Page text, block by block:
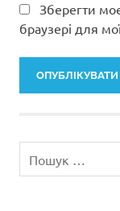
Зберегти
браузері для